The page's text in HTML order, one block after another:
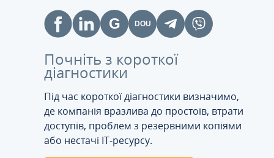
Почніть з короткої
діагностики
Під час короткої діагностики визначимо,
де компанія вразлива до простоїв, втрати
доступів, проблем з резервними копіями
або нестачі IT-ресурсу.